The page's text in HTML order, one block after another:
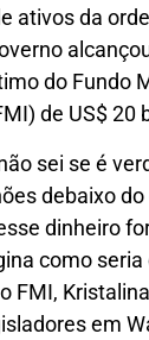
ativos da
do Fundo
de US$ 20
sei se é
debaixo
dinheiro
como seria
FMI,
em